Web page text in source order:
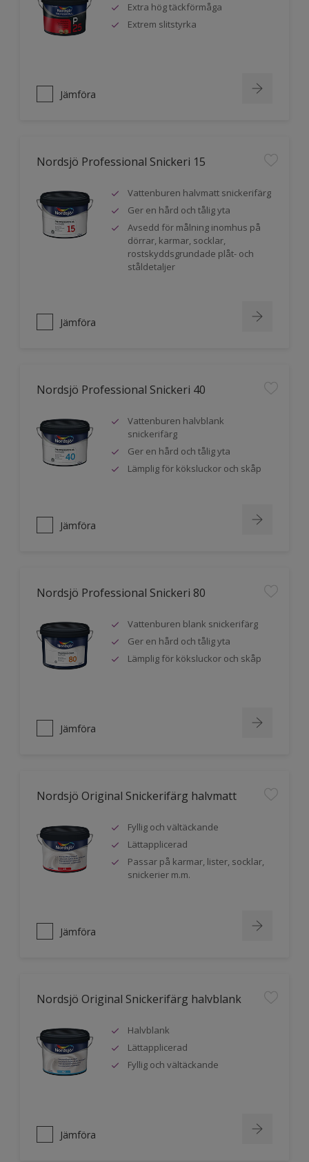
Extra hög täckförmåga
Extrem slitstyrka
Jämföra
Nordsjö Professional Snickeri 15
Vattenburen halvmatt snickerifärg
Ger en hård och tålig yta
Avsedd för målning inomhus på
dörrar, karmar, socklar,
rostskyddsgrundade plåt- och
ståldetaljer
Jämföra
Nordsjö Professional Snickeri 40
Vattenburen halvblank
snickerifärg
Ger en hård och tålig yta
Lämplig för köksluckor och skåp
Jämföra
Nordsjö Professional Snickeri 80
Vattenburen blank snickerifärg
Ger en hård och tålig yta
Lämplig för köksluckor och skåp
Jämföra
Nordsjö Original Snickerifärg halvmatt
Fyllig och vältäckande
Lättapplicerad
Passar på karmar, lister, socklar,
snickerier m.m.
Jämföra
Nordsjö Original Snickerifärg halvblank
Halvblank
Lättapplicerad
Fyllig och vältäckande
Jämföra